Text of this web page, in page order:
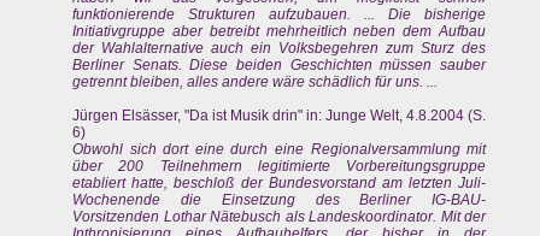
funktionierende Strukturen aufzubauen. ... Die bisherige
Initiativgruppe aber betreibt mehrheitlich neben dem Aufbau
der Wahlalternative auch ein Volksbegehren zum Sturz des
Berliner Senats. Diese beiden Geschichten müssen sauber
getrennt bleiben, alles andere wäre schädlich für uns. ...
Jürgen Elsässer, "Da ist Musik drin" in: Junge Welt, 4.8.2004 (S.
6)
Obwohl sich dort eine durch eine Regionalversammlung mit
über 200 Teilnehmern legitimierte Vorbereitungsgruppe
etabliert hatte, beschloß der Bundesvorstand am letzten Juli-
Wochenende die Einsetzung des Berliner IG-BAU-
Vorsitzenden Lothar Nätebusch als Landeskoordinator. Mit der